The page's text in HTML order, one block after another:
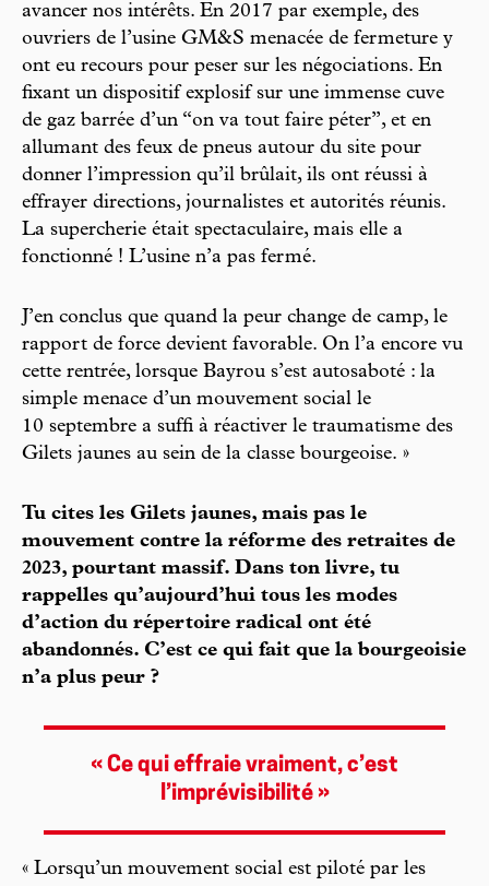
avancer nos intérêts. En 2017 par exemple, des
ouvriers de l’usine GM&S menacée de fermeture y
ont eu recours pour peser sur les négociations. En
fixant un dispositif explosif sur une immense cuve
de gaz barrée d’un “on va tout faire péter”, et en
allumant des feux de pneus autour du site pour
donner l’impression qu’il brûlait, ils ont réussi à
effrayer directions, journalistes et autorités réunis.
La supercherie était spectaculaire, mais elle a
fonctionné ! L’usine n’a pas fermé.
J’en conclus que quand la peur change de camp, le
rapport de force devient favorable. On l’a encore vu
cette rentrée, lorsque Bayrou s’est autosaboté : la
simple menace d’un mouvement social le
10 septembre a suffi à réactiver le traumatisme des
Gilets jaunes au sein de la classe bourgeoise. »
Tu cites les Gilets jaunes, mais pas le
mouvement contre la réforme des retraites de
2023, pourtant massif. Dans ton livre, tu
rappelles qu’aujourd’hui tous les modes
d’action du répertoire radical ont été
abandonnés. C’est ce qui fait que la bourgeoisie
n’a plus peur ?
« Ce qui effraie vraiment, c’est
l’imprévisibilité »
« Lorsqu’un mouvement social est piloté par les